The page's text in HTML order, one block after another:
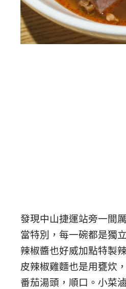
發現中山捷運站旁一間
當特別，每一碗都是獨
辣椒醬也好威加點特製
皮辣椒雞麵也是用甕炊
番茄湯頭，順口。小菜